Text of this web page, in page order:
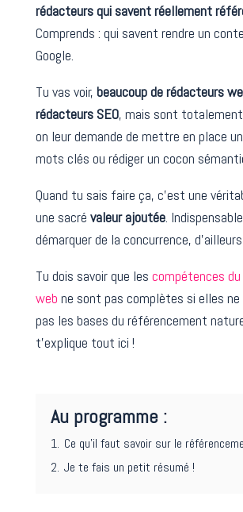
rédacteurs qui savent réellement
Comprends : qui savent rendre un
Google.
Tu vas voir, beaucoup de rédacteurs
rédacteurs SEO, mais sont totalement
on leur demande de mettre en place
mots clés ou rédiger un cocon
Quand tu sais faire ça, c’est une
une sacré valeur ajoutée.
démarquer de la concurrence,
Tu dois savoir que les compétences
web ne sont pas complètes si elles
pas les bases du référencement
t’explique tout ici !
Au programme :
1. Ce qu’il faut savoir sur le
2. Je te fais un petit résumé !